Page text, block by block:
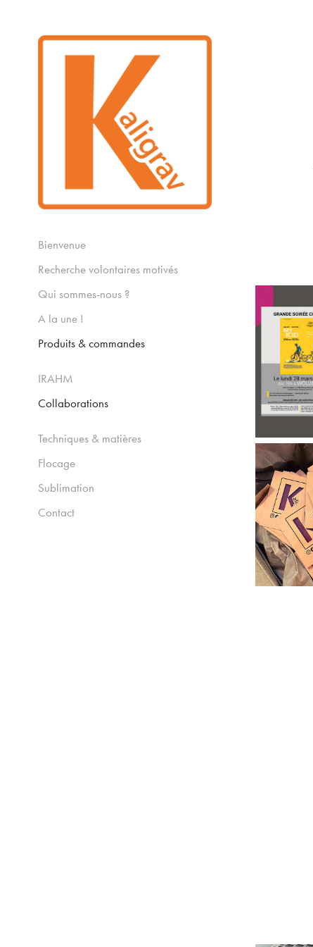
Bienvenue
Recherche volontaires motivés
Qui sommes-nous ?
A la une !
Produits & commandes
IRAHM
Collaborations
Techniques & matières
Flocage
Sublimation
Contact